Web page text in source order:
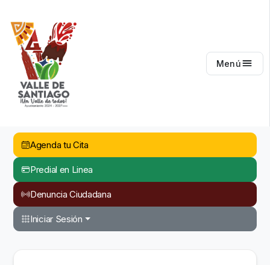
Menú
Agenda tu Cita
Predial en Linea
Denuncia Ciudadana
Iniciar Sesión